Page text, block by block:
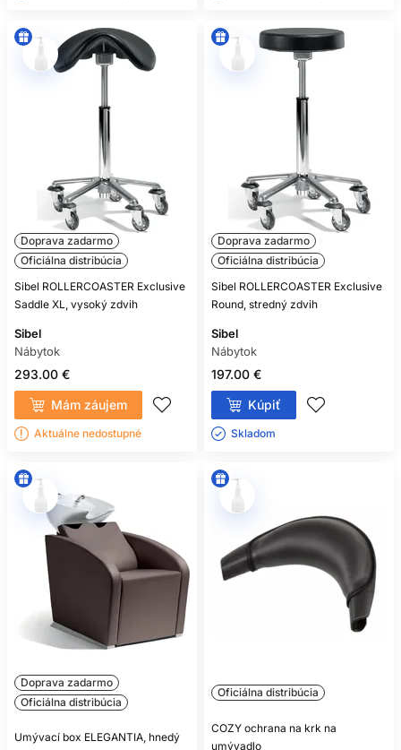
Doprava zadarmo
Oficiálna distribúcia
Sibel ROLLERCOASTER Exclusive
Saddle XL, vysoký zdvih
Sibel
Nábytok
293.00 €
Mám záujem
Aktuálne nedostupné
Doprava zadarmo
Oficiálna distribúcia
Sibel ROLLERCOASTER Exclusive
Round, stredný zdvih
Sibel
Nábytok
197.00 €
Kúpiť
Skladom ㅤ
Doprava zadarmo
Oficiálna distribúcia
Umývací box ELEGANTIA, hnedý
Oficiálna distribúcia
COZY ochrana na krk na
umývadlo